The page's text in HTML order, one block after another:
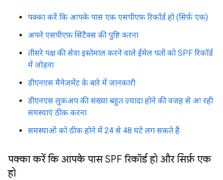
पक्का करें कि आपके पास एक एसपीएफ़ रिकॉर्ड हो (सिर्फ़ एक)
अपने एसपीएफ़ सिंटैक्स की पुष्टि करना
तीसरे पक्ष की सेवा इस्तेमाल करने वाले ईमेल पतों को SPF रिकॉर्ड
में जोड़ना
डीएनएस मैनेजमेंट के बारे में जानकारी
डीएनएस लुकअप की संख्या बहुत ज़्यादा होने की वजह से आ रही
समस्याएं ठीक करना
समस्याओं को ठीक होने में 24 से 48 घंटे लग सकते हैं
पक्का करें कि आपके पास SPF रिकॉर्ड हो और सिर्फ़ एक
हो